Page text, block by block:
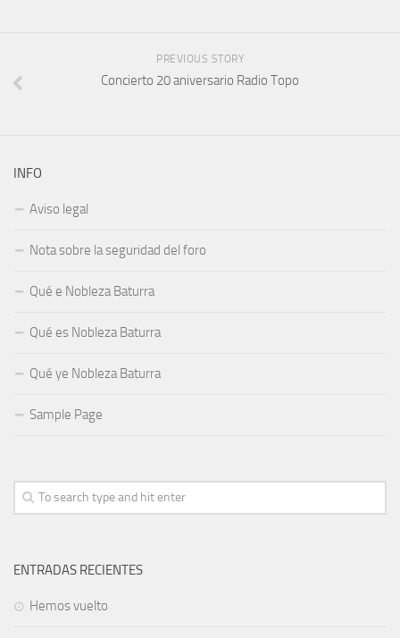
PREVIOUS STORY
Concierto 20 aniversario Radio Topo
INFO
Aviso legal
Nota sobre la seguridad del foro
Qué e Nobleza Baturra
Qué es Nobleza Baturra
Qué ye Nobleza Baturra
Sample Page
ENTRADAS RECIENTES
Hemos vuelto